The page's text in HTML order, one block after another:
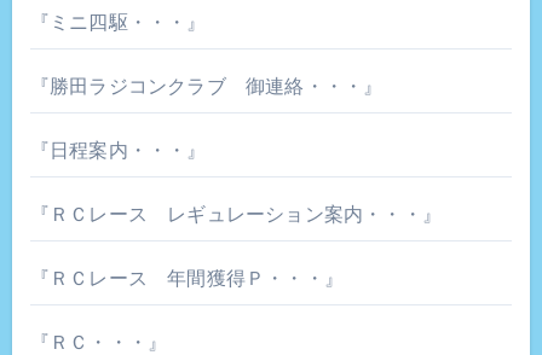
『ミニ四駆・・・』
『勝田ラジコンクラブ 御連絡・・・』
『日程案内・・・』
『ＲＣレース レギュレーション案内・・・』
『ＲＣレース 年間獲得Ｐ・・・』
『ＲＣ・・・』